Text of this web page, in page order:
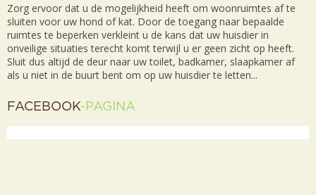
Zorg ervoor dat u de mogelijkheid heeft om woonruimtes af te
sluiten voor uw hond of kat. Door de toegang naar bepaalde
ruimtes te beperken verkleint u de kans dat uw huisdier in
onveilige situaties terecht komt terwijl u er geen zicht op heeft.
Sluit dus altijd de deur naar uw toilet, badkamer, slaapkamer af
als u niet in de buurt bent om op uw huisdier te letten...
FACEBOOK-PAGINA